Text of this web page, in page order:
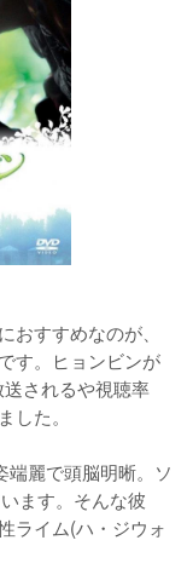
すすめなのが、
す。ヒョンビンが
されるや視聴率
た。
端麗で頭脳明晰。ソ
ます。そんな彼
ライム(ハ・ジウォ